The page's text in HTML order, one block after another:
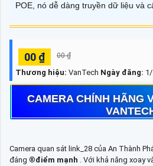
POE, nó dễ dàng truyền dữ liệu và
00 ₫ 00 ₫
Thương hiệu: VanTech Ngày đăng:
CAMERA CHÍNH HÃNG
Camera quan sát link_28 của An Thành
đáng ®️điểm mạnh . Với khả năng xoay